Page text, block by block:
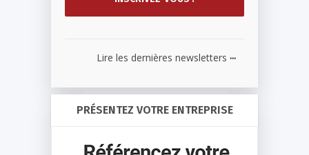
Lire les dernières newsletters ...
PRÉSENTEZ VOTRE ENTREPRISE